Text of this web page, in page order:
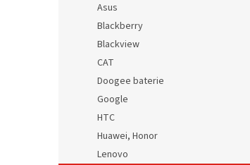
Asus
Blackberry
Blackview
CAT
Doogee baterie
Google
HTC
Huawei, Honor
Lenovo